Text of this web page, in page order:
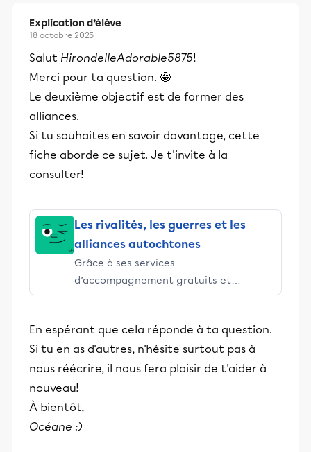
Explication d’élève
18 octobre 2025
Salut HirondelleAdorable5875!
Merci pour ta question. 🤩
Le deuxième objectif est de former des
alliances.
Si tu souhaites en savoir davantage, cette
fiche aborde ce sujet. Je t'invite à la
consulter!
Les rivalités, les guerres et les
alliances autochtones
Grâce à ses services
d’accompagnement gratuits et
stimulants, Alloprof engage les élèves
éducative.
En espérant que cela réponde à ta question.
Si tu en as d'autres, n'hésite surtout pas à
nous réécrire, il nous fera plaisir de t'aider à
nouveau!
À bientôt,
Océane :)